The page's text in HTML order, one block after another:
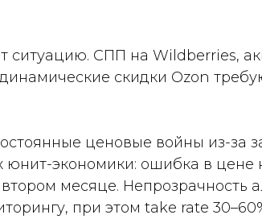
ситуацию. СПП на Wildberries,
скидки Ozon
ценовые войны из-за
юнит-экономики: ошибка в цене
месяце. Непрозрачность
при этом take rate